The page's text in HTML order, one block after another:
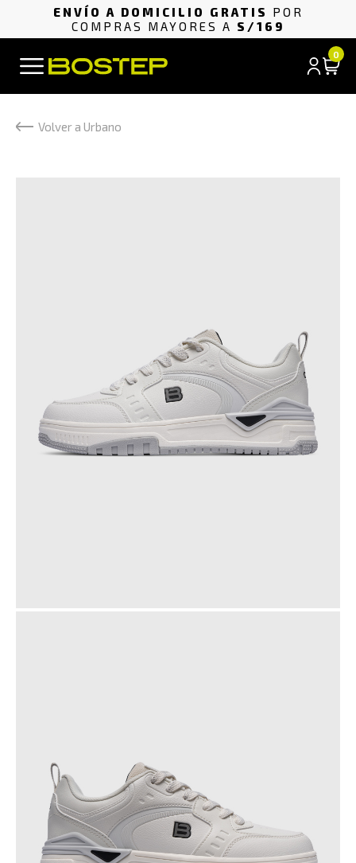
ENVÍO A DOMICILIO GRATIS
POR
COMPRAS MAYORES A S/169
0
Volver a Urbano